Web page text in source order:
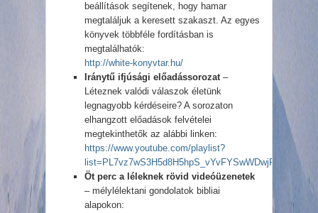
beállítások segítenek, hogy hamar
megtaláljuk a keresett szakaszt. Az egyes
könyvek többféle fordításban is
megtalálhatók:
http://white-konyvtar.hu/
Iránytű ifjúsági előadássorozat–
Léteznek valódi válaszok életünk
legnagyobb kérdéseire? A sorozaton
elhangzott előadások felvételei
megtekinthetők az alábbi linken:
https://www.youtube.com/playlist?
list=PL7vz7wS3H5d8H5hpS_vYvFYSwWDwjPex
Öt perc a léleknek rövid videóüzenetek
– mélylélektani gondolatok bibliai
alapokon: